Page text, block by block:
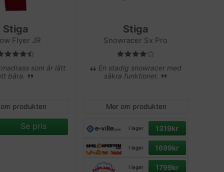
Stiga
Flyer JR
som är lätt
bära.
produkten
Se pris
Stiga
Snowracer Sx Pro
En stadig snowracer med
säkra funktioner.
Mer om produkten
I lager 1319kr
I lager 1699kr
I lager 1799kr